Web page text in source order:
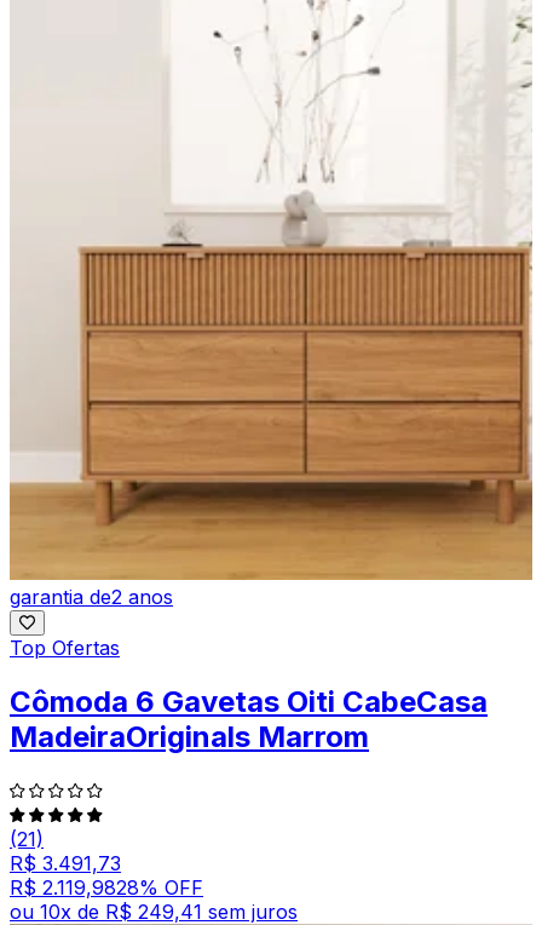
garantia de2 anos
Top Ofertas
Cômoda 6 Gavetas Oiti CabeCasa
MadeiraOriginals Marrom
(21)
R$ 3.491,73
R$ 2.119,9828% OFF
ou 10x de R$ 249,41 sem juros